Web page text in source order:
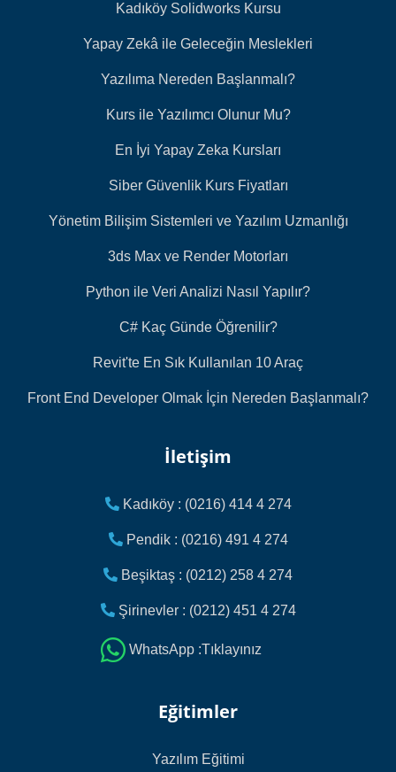
Kadıköy Solidworks Kursu
Yapay Zekâ ile Geleceğin Meslekleri
Yazılıma Nereden Başlanmalı?
Kurs ile Yazılımcı Olunur Mu?
En İyi Yapay Zeka Kursları
Siber Güvenlik Kurs Fiyatları
Yönetim Bilişim Sistemleri ve Yazılım Uzmanlığı
3ds Max ve Render Motorları
Python ile Veri Analizi Nasıl Yapılır?
C# Kaç Günde Öğrenilir?
Revit'te En Sık Kullanılan 10 Araç
Front End Developer Olmak İçin Nereden Başlanmalı?
İletişim
Kadıköy : (0216) 414 4 274
Pendik : (0216) 491 4 274
Beşiktaş : (0212) 258 4 274
Şirinevler : (0212) 451 4 274
WhatsApp :Tıklayınız
Eğitimler
Yazılım Eğitimi